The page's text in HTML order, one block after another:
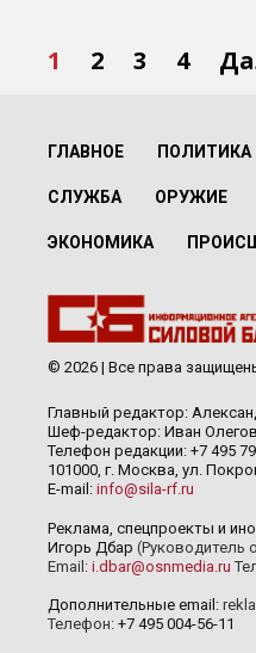
1 2 3 4
ГЛАВНОЕ ПОЛИТИКА
СЛУЖБА ОРУЖИЕ
ЭКОНОМИКА
© 2026 | Все права
Главный редактор:
Шеф-редактор: Иван
Телефон редакции: +7 495
101000, г. Москва, ул.
E-mail: info@sila-rf.ru
Реклама, спецпроекты и
Игорь Дбар (Руководитель
Email: i.dbar@osnmedia.ru
Дополнительные email:
Телефон: +7 495 004-56-11